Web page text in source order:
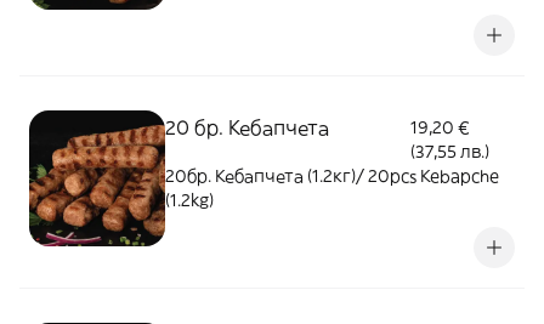
20 бр. Кебапчета
19,20 €
(37,55 лв.)
20бр. Кебапчета (1.2кг)/ 20pcs Kebapche
(1.2kg)